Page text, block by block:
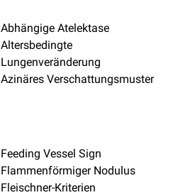
Abhängige Atelektase
Altersbedingte
Lungenveränderung
Azinäres Verschattungsmuster
Feeding Vessel Sign
Flammenförmiger Nodulus
Fleischner-Kriterien